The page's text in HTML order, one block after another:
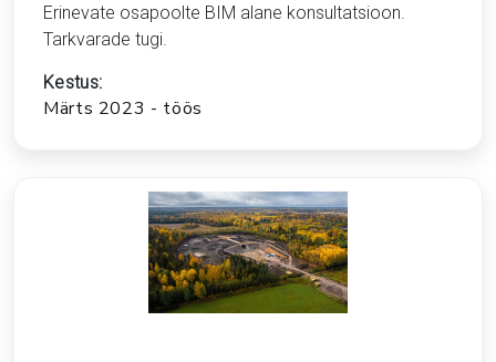
Erinevate osapoolte BIM alane konsultatsioon.
Tarkvarade tugi.
Kestus:
Märts 2023 - töös